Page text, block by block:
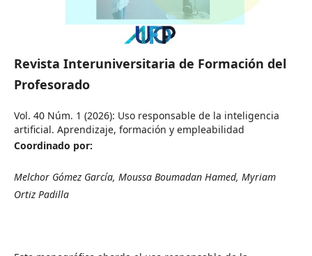
Revista Interuniversitaria de Formación del
Profesorado
Vol. 40 Núm. 1 (2026): Uso responsable de la inteligencia
artificial. Aprendizaje, formación y empleabilidad
Coordinado por:
Melchor Gómez García, Moussa Boumadan Hamed, Myriam
Ortiz Padilla